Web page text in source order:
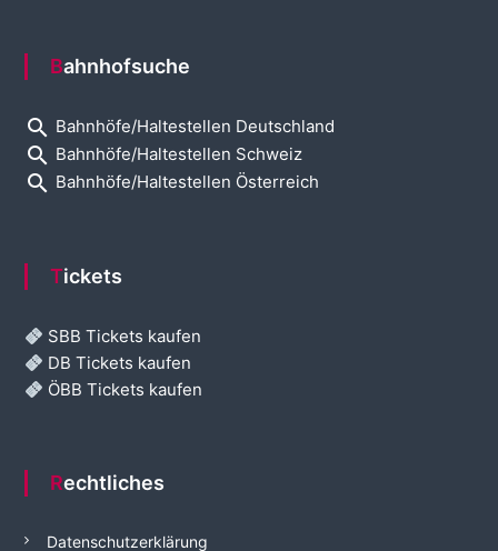
Bahnhofsuche
search Bahnhöfe/Haltestellen Deutschland
search Bahnhöfe/Haltestellen Schweiz
search Bahnhöfe/Haltestellen Österreich
Tickets
SBB Tickets kaufen
DB Tickets kaufen
ÖBB Tickets kaufen
Rechtliches
Datenschutzerklärung